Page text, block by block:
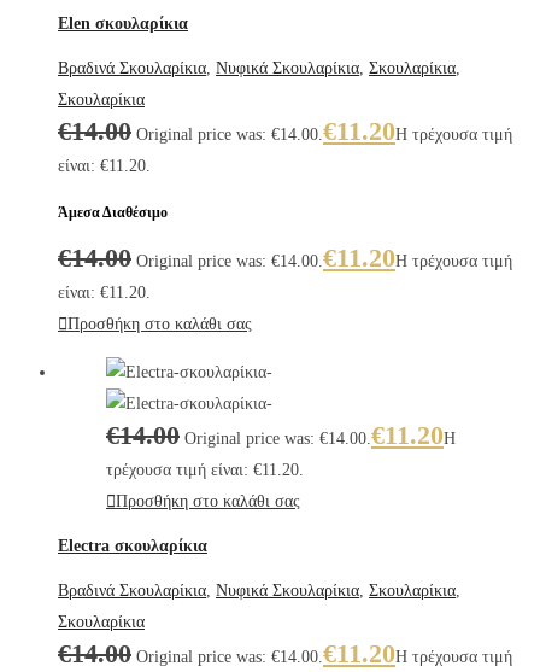
Elen σκουλαρίκια
Βραδινά Σκουλαρίκια, Νυφικά Σκουλαρίκια, Σκουλαρίκια,
Σκουλαρίκια
€14.00 Original price was: €14.00.€11.20Η τρέχουσα τιμή
είναι: €11.20.
Άμεσα Διαθέσιμο
€14.00 Original price was: €14.00.€11.20Η τρέχουσα τιμή
είναι: €11.20.
Προσθήκη στο καλάθι σας
€14.00 Original price was: €14.00.€11.20Η
τρέχουσα τιμή είναι: €11.20.
Προσθήκη στο καλάθι σας
Electra σκουλαρίκια
Βραδινά Σκουλαρίκια, Νυφικά Σκουλαρίκια, Σκουλαρίκια,
Σκουλαρίκια
€14.00 Original price was: €14.00.€11.20Η τρέχουσα τιμή